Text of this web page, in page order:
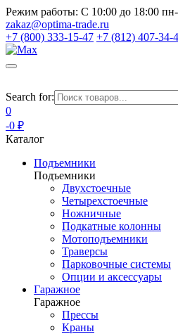
Режим работы: С 10:00 до 18:00
zakaz@optima-trade.ru
+7 (800) 333-15-47 +7 (812) 407-34-
Search for:
0
-0 ₽
Каталог
Подъемники
Подъемники
Двухстоечные
Четырехстоечные
Ножничные
Подкатные колонны
Мотоподъемники
Траверсы
Парковочные системы
Опции и аксессуары
Гаражное
Гаражное
Прессы
Краны